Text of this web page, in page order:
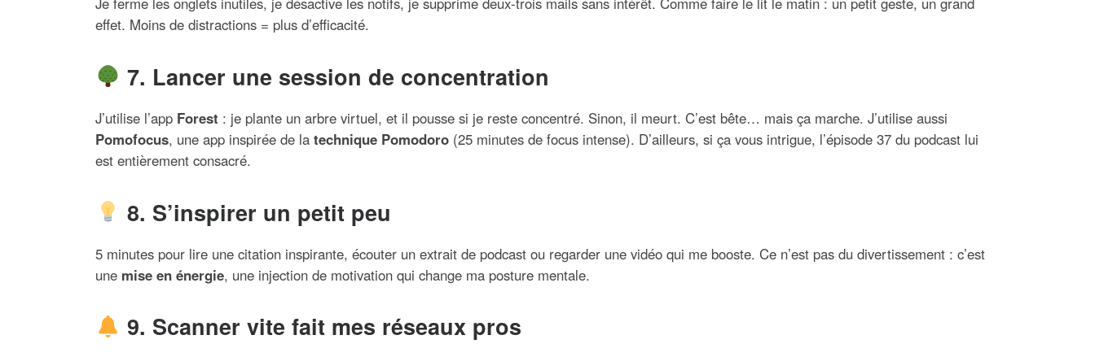
effet. Moins de distractions = plus d’efficacité.
7. Lancer une session de concentration
J’utilise l’app Forest : je plante un arbre virtuel, et il pousse si je reste concentré. Sinon, il meurt. C’est bête… mais ça marche. J’utilise aussi
Pomofocus, une app inspirée de la technique Pomodoro (25 minutes de focus intense). D’ailleurs, si ça vous intrigue, l’épisode 37 du podcast lui
est entièrement consacré.
8. S’inspirer un petit peu
5 minutes pour lire une citation inspirante, écouter un extrait de podcast ou regarder une vidéo qui me booste. Ce n’est pas du divertissement : c’est
une mise en énergie, une injection de motivation qui change ma posture mentale.
9. Scanner vite fait mes réseaux pros